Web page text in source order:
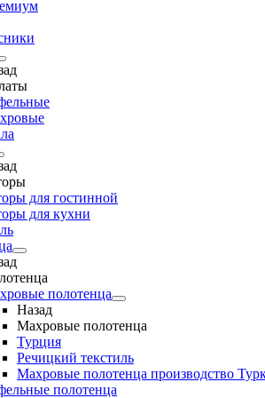
для гостинной
для кухни
полотенца
Назад
Махровые полотенца
Турция
Речицкий текстиль
Махровые полотенца производство
полотенца